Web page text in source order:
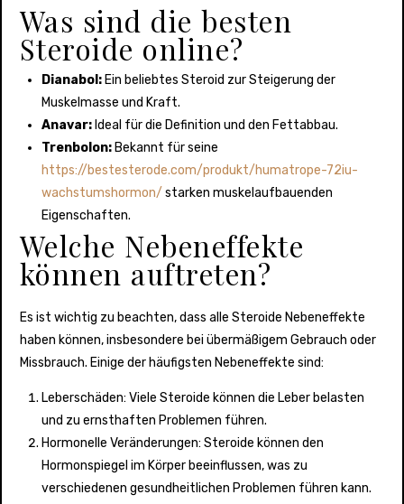
Was sind die besten
Steroide online?
Dianabol:Ein beliebtes Steroid zur Steigerung der
Muskelmasse und Kraft.
Anavar:Ideal für die Definition und den Fettabbau.
Trenbolon:Bekannt für seine
https://bestesterode.com/produkt/humatrope-72iu-
wachstumshormon/ starken muskelaufbauenden
Eigenschaften.
Welche Nebeneffekte
können auftreten?
Es ist wichtig zu beachten, dass alle Steroide Nebeneffekte
haben können, insbesondere bei übermäßigem Gebrauch oder
Missbrauch. Einige der häufigsten Nebeneffekte sind:
Leberschäden: Viele Steroide können die Leber belasten
und zu ernsthaften Problemen führen.
Hormonelle Veränderungen: Steroide können den
Hormonspiegel im Körper beeinflussen, was zu
verschiedenen gesundheitlichen Problemen führen kann.